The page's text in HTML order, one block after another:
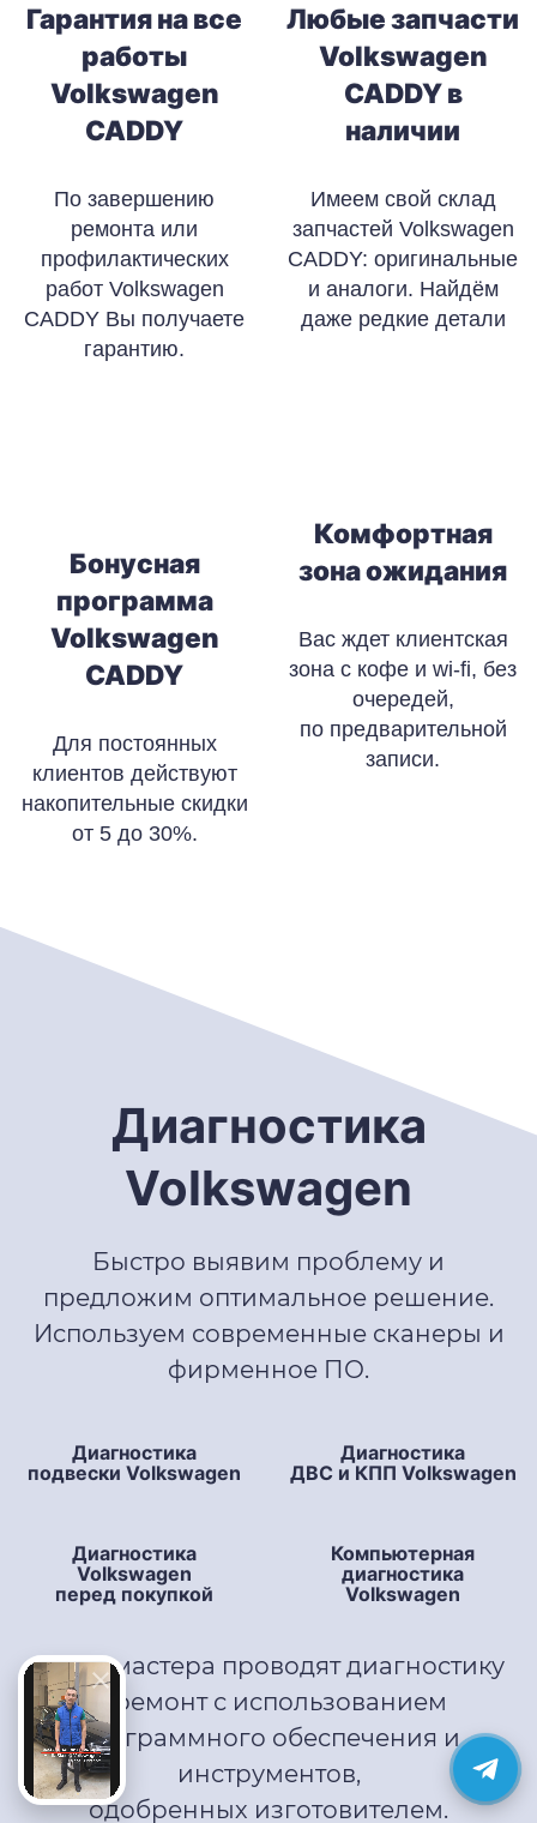
Гарантия на все
работы
Volkswagen
CADDY
По завершению
ремонта или
профилактических
работ Volkswagen
CADDY Вы получаете
гарантию.
Бонусная
программа
Volkswagen
CADDY
Для постоянных
клиентов действуют
накопительные скидки
от 5 до 30%.
Любые запчасти
Volkswagen
CADDY в
наличии
Имеем свой склад
запчастей Volkswagen
CADDY: оригинальные
и аналоги. Найдём
даже редкие детали
Комфортная
зона ожидания
Вас ждет клиентская
зона с кофе и wi-fi, без
очередей,
по предварительной
записи.
Диагностика
Volkswagen
Быстро выявим проблему и
предложим оптимальное решение.
Используем современные сканеры и
фирменное ПО.
Диагностика
подвески Volkswagen
Диагностика
ДВС и КПП Volkswagen
Диагностика
Volkswagen
перед покупкой
Компьютерная
диагностика
Volkswagen
Наши мастера проводят диагностику
и ремонт с использованием
программного обеспечения и
инструментов,
одобренных изготовителем.